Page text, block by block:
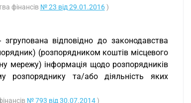
фінансів № 23 від 29.01.2016)
відповідно до законодавства
(розпорядником коштів місцевого
мережу) інформація щодо розпорядників
розпоряднику та/або діяльність яких
№ 793 від 30.07.2014)